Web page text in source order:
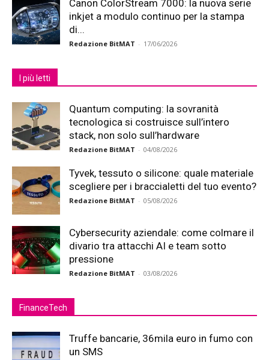
Canon ColorStream 7000: la nuova serie
inkjet a modulo continuo per la stampa
di...
Redazione BitMAT - 17/06/2026
I più letti
Quantum computing: la sovranità
tecnologica si costruisce sull’intero
stack, non solo sull’hardware
Redazione BitMAT - 04/08/2026
Tyvek, tessuto o silicone: quale materiale
scegliere per i braccialetti del tuo evento?
Redazione BitMAT - 05/08/2026
Cybersecurity aziendale: come colmare il
divario tra attacchi AI e team sotto
pressione
Redazione BitMAT - 03/08/2026
FinanceTech
Truffe bancarie, 36mila euro in fumo con
un SMS